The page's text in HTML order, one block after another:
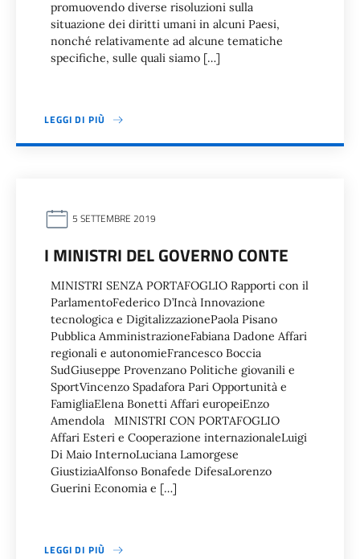
promuovendo diverse risoluzioni sulla
situazione dei diritti umani in alcuni Paesi,
nonché relativamente ad alcune tematiche
specifiche, sulle quali siamo […]
LEGGI DI PIÙ
5 SETTEMBRE 2019
I MINISTRI DEL GOVERNO CONTE
MINISTRI SENZA PORTAFOGLIO Rapporti con il
ParlamentoFederico D’Incà Innovazione
tecnologica e DigitalizzazionePaola Pisano
Pubblica AmministrazioneFabiana Dadone Affari
regionali e autonomieFrancesco Boccia
SudGiuseppe Provenzano Politiche giovanili e
SportVincenzo Spadafora Pari Opportunità e
FamigliaElena Bonetti Affari europeiEnzo
Amendola MINISTRI CON PORTAFOGLIO
Affari Esteri e Cooperazione internazionaleLuigi
Di Maio InternoLuciana Lamorgese
GiustiziaAlfonso Bonafede DifesaLorenzo
Guerini Economia e […]
LEGGI DI PIÙ